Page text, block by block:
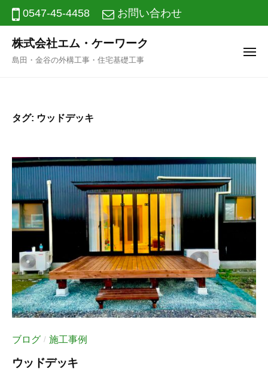
ン
0547-45-4458 お問い合わせ
株式会社エム・ケーワーク
島田・金谷の外構工事・住宅基礎工事
メ
タグ: ウッドデッキ
ブログ / 施工事例
ウッドデッキ
ー